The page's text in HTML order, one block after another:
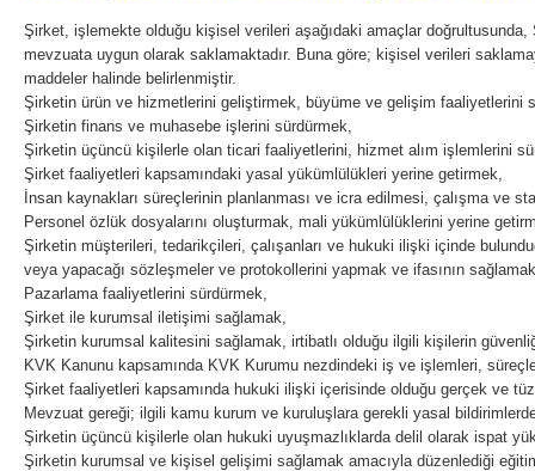
Şirket, işlemekte olduğu kişisel verileri aşağıdaki amaçlar doğrultusunda,
mevzuata uygun olarak saklamaktadır. Buna göre; kişisel verileri
maddeler halinde belirlenmiştir.
Şirketin ürün ve hizmetlerini geliştirmek, büyüme ve gelişim faaliyetlerini
Şirketin finans ve muhasebe işlerini sürdürmek,
Şirketin üçüncü kişilerle olan ticari faaliyetlerini, hizmet alım işlemlerini
Şirket faaliyetleri kapsamındaki yasal yükümlülükleri yerine getirmek,
İnsan kaynakları süreçlerinin planlanması ve icra edilmesi, çalışma ve
Personel özlük dosyalarını oluşturmak, mali yükümlülüklerini yerine
Şirketin müşterileri, tedarikçileri, çalışanları ve hukuki ilişki içinde
veya yapacağı sözleşmeler ve protokollerini yapmak ve ifasının
Pazarlama faaliyetlerini sürdürmek,
Şirket ile kurumsal iletişimi sağlamak,
Şirketin kurumsal kalitesini sağlamak, irtibatlı olduğu ilgili kişilerin
KVK Kanunu kapsamında KVK Kurumu nezdindeki iş ve işlemleri,
Şirket faaliyetleri kapsamında hukuki ilişki içerisinde olduğu gerçek ve
Mevzuat gereği; ilgili kamu kurum ve kuruluşlara gerekli yasal
Şirketin üçüncü kişilerle olan hukuki uyuşmazlıklarda delil olarak ispat
Şirketin kurumsal ve kişisel gelişimi sağlamak amacıyla düzenlediği